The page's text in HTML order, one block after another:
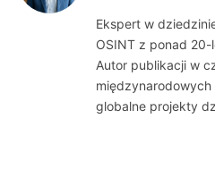
Ekspert w
OSINT z ponad
Autor publikacji w
globalne projekty